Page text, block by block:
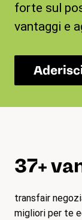
forte sul
vantaggi e
37+
transfair
migliori per te